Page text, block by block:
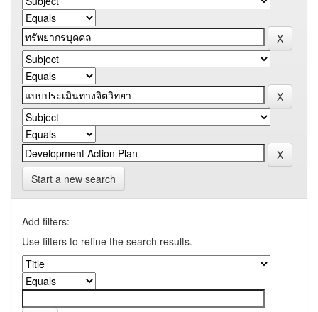
Start a new search
Add filters:
Use filters to refine the search results.